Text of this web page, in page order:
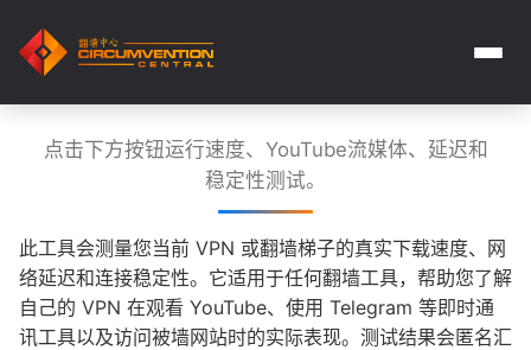
点击下方按钮运行速度、YouTube流媒体、延迟和
稳定性测试。
此工具会测量您当前 VPN 或翻墙梯子的真实下载速度、网
络延迟和连接稳定性。它适用于任何翻墙工具，帮助您了解
自己的 VPN 在观看 YouTube、使用 Telegram 等即时通
讯工具以及访问被墙网站时的实际表现。测试结果会匿名汇